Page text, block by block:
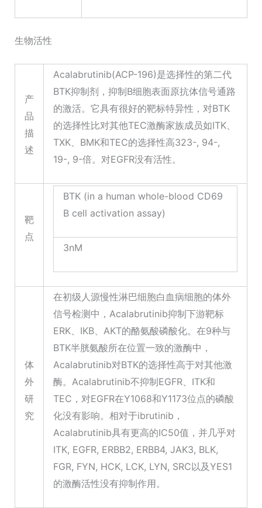
生物活性
产
品
描
述
Acalabrutinib(ACP-196)是选择性的第二代
BTK抑制剂，抑制B细胞表面原抗体信号通路
的激活。它具有很好的靶标特异性，对BTK
的选择性比对其他TEC激酶家族成员如ITK、
TXK、BMK和TEC的选择性高323-, 94-,
19-, 9-倍。对EGFR没有活性。
靶
点
BTK (in a human whole-blood CD69
B cell activation assay)
3nM
体
外
研
究
在初级人源慢性淋巴细胞白血病细胞的体外
信号检测中，Acalabrutinib抑制下游靶标
ERK、IKB、AKT的酪氨酸磷酸化。在9种与
BTK半胱氨酸所在位置一致的激酶中，
Acalabrutinib对BTK的选择性高于对其他激
酶。Acalabrutinib不抑制EGFR、ITK和
TEC，对EGFR在Y1068和Y1173位点的磷酸
化没有影响。相对于ibrutinib，
Acalabrutinib具有更高的IC50值，并几乎对
ITK, EGFR, ERBB2, ERBB4, JAK3, BLK,
FGR, FYN, HCK, LCK, LYN, SRC以及YES1
的激酶活性没有抑制作用。